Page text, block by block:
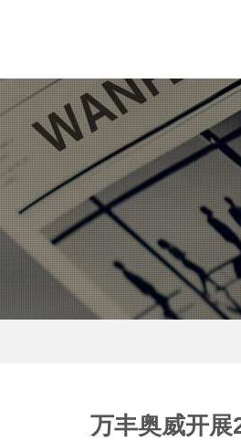
万丰奥威开展